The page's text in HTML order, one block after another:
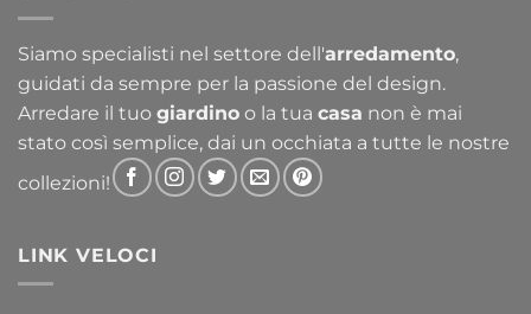
Siamo specialisti nel settore dell'arredamento,
guidati da sempre per la passione del design.
Arredare il tuo giardino o la tua casa non è mai
stato così semplice, dai un occhiata a tutte le nostre
collezioni!
LINK VELOCI